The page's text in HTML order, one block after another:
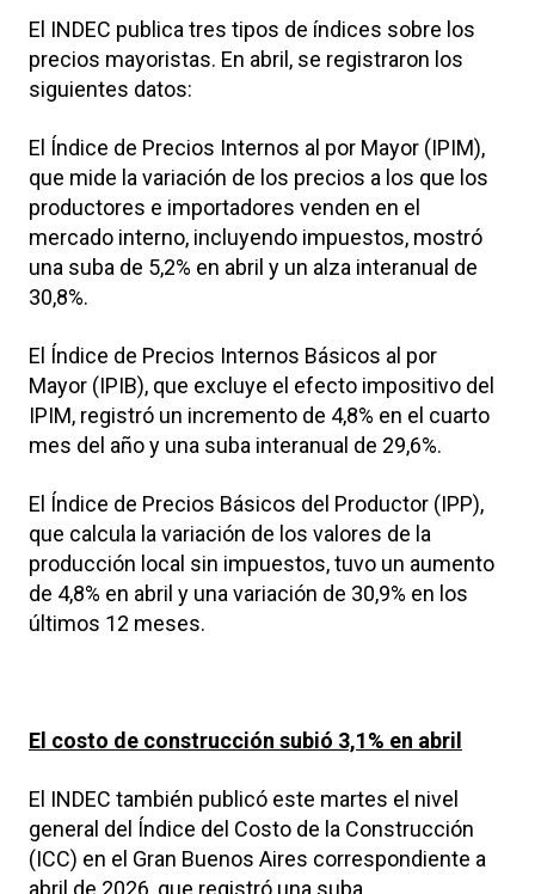
El INDEC publica tres tipos de índices sobre los
precios mayoristas. En abril, se registraron los
siguientes datos:
El Índice de Precios Internos al por Mayor (IPIM),
que mide la variación de los precios a los que los
productores e importadores venden en el
mercado interno, incluyendo impuestos, mostró
una suba de 5,2% en abril y un alza interanual de
30,8%.
El Índice de Precios Internos Básicos al por
Mayor (IPIB), que excluye el efecto impositivo del
IPIM, registró un incremento de 4,8% en el cuarto
mes del año y una suba interanual de 29,6%.
El Índice de Precios Básicos del Productor (IPP),
que calcula la variación de los valores de la
producción local sin impuestos, tuvo un aumento
de 4,8% en abril y una variación de 30,9% en los
últimos 12 meses.
El costo de construcción subió 3,1% en abril
El INDEC también publicó este martes el nivel
general del Índice del Costo de la Construcción
(ICC) en el Gran Buenos Aires correspondiente a
abril de 2026, que registró una suba